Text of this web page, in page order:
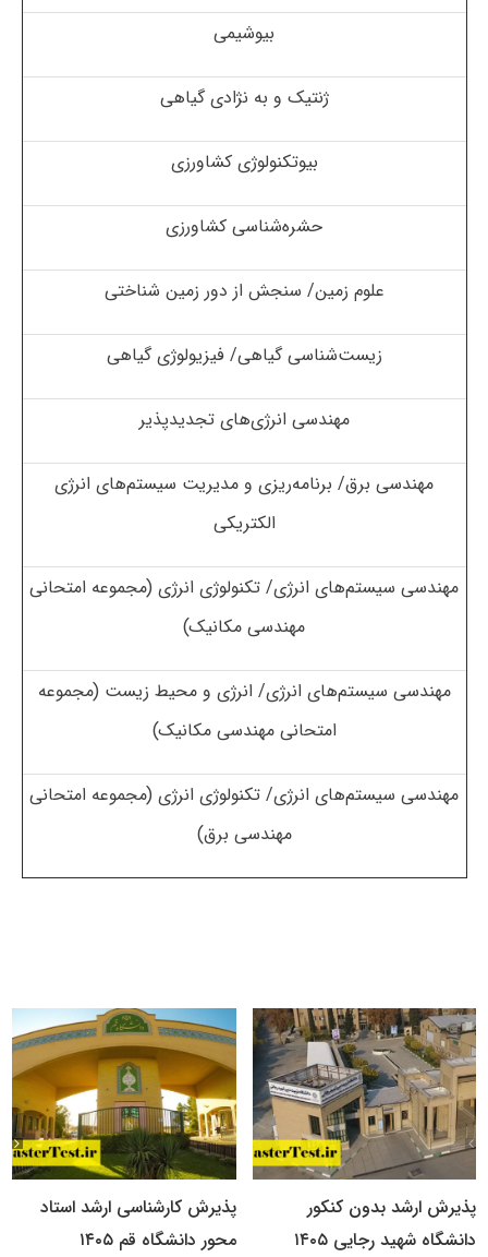
بیوشیمی
ژنتیک و به نژادی گیاهی
بیوتکنولوژی کشاورزی
حشره‌شناسی کشاورزی
علوم زمین/ سنجش از دور زمین شناختی
زیست‌شناسی گیاهی/ فیزیولوژی گیاهی
مهندسی انرژی‌های تجدیدپذیر
مهندسی برق/ برنامه‌ریزی و مدیریت سیستم‌های انرژی
الکتریکی
مهندسی سیستم‌های انرژی/ تکنولوژی انرژی (مجموعه امتحانی
مهندسی مکانیک)
مهندسی سیستم‌های انرژی/ انرژی و محیط زیست (مجموعه
امتحانی مهندسی مکانیک)
مهندسی سیستم‌های انرژی/ تکنولوژی انرژی (مجموعه امتحانی
مهندسی برق)
پذیرش ارشد بدون کنکور
دانشگاه شهید رجایی ۱۴۰۵
پذیرش کارشناسی ارشد استاد
محور دانشگاه قم ۱۴۰۵